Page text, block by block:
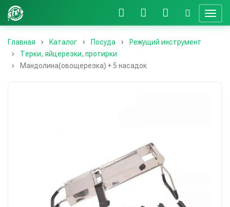
Главная Каталог Посуда
Режущий инструмент
Терки, яйцерезки, протирки
Мандолина(овощерезка) + 5 насадок